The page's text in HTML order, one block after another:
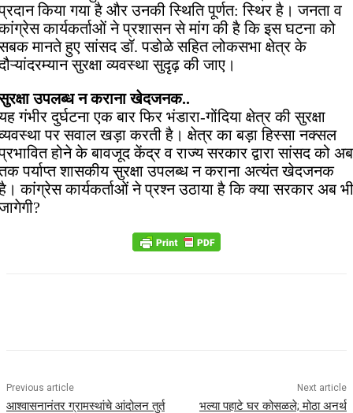
किया गया है और उनकी स्थिति पूर्णत: स्थिर है। जनता व
कार्यकर्ताओं ने प्रशासन से मांग की है कि इस घटना को
मानते हुए सांसद डॉ. पडोळे सहित लोकसभा क्षेत्र के
सुरक्षा व्यवस्था सुदृढ़ की जाए।
उपलब्ध न कराना खेदजनक..
गंभीर दुर्घटना एक बार फिर भंडारा-गोंदिया क्षेत्र की सुरक्षा
पर सवाल खड़ा करती है। क्षेत्र का बड़ा हिस्सा नक्सल
होने के बावजूद केंद्र व राज्य सरकार द्वारा सांसद को अब
पर्याप्त शासकीय सुरक्षा उपलब्ध न कराना अत्यंत खेदजनक
कांग्रेस कार्यकर्ताओं ने प्रश्न उठाया है कि क्या सरकार अब भी
Previous article
आश्वासनानंतर ग्रामस्थांचे आंदोलन तुर्त
Next article
भल्या पहाटे घर कोसळले; मोठा अनर्थ